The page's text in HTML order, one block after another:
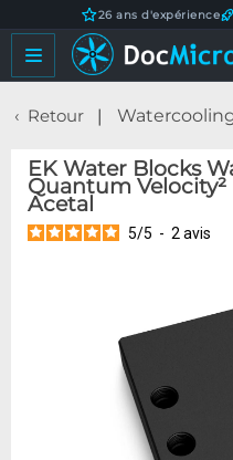
26 ans d'expérience
Retour
EK Water Blocks
Quantum Velocity²
Acetal
5/5 - 2 avis